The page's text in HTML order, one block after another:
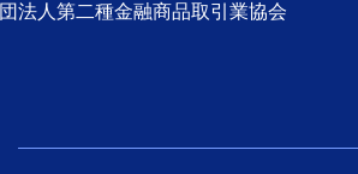
人第二種金融商品取引業協会